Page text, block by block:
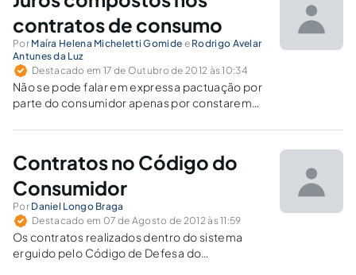
consumidor, ensejando reprimendas pela
Susep e pelo CADE.
contratos de consumo
Por Maíra Helena Micheletti Gomide e Rodrigo Avelar
Antunes da Luz
Destacado em 17 de Outubro de 2012 às 10:34
Não se pode falar em expressa pactuação por
parte do consumidor apenas por constarem
12% ao ano, uma vez o cálculo de juros
complexa, que só pode ser compreendida por
profissionais especializados.
Contratos no Código do
Consumidor
Por Daniel Longo Braga
Destacado em 07 de Agosto de 2012 às 11:59
Os contratos realizados dentro do sistema
erguido pelo Código de Defesa do